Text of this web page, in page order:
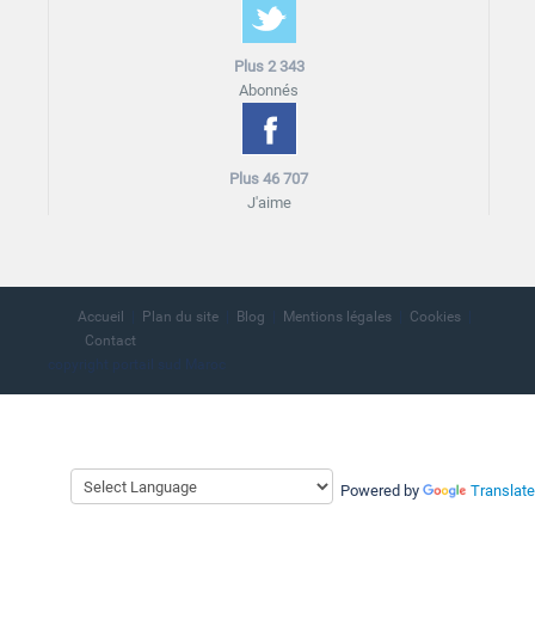
Powered by Translate
Plus 2 343
Abonnés
Plus 46 707
J'aime
Accueil Plan du site Blog Mentions légales
Cookies
Contact